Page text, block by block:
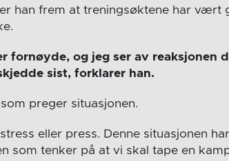
han frem at treningsøktene har vært
fornøyde, og jeg ser av reaksjonen
sist, forklarer han.
preger situasjonen.
eller press. Denne situasjonen
som tenker på at vi skal tape en